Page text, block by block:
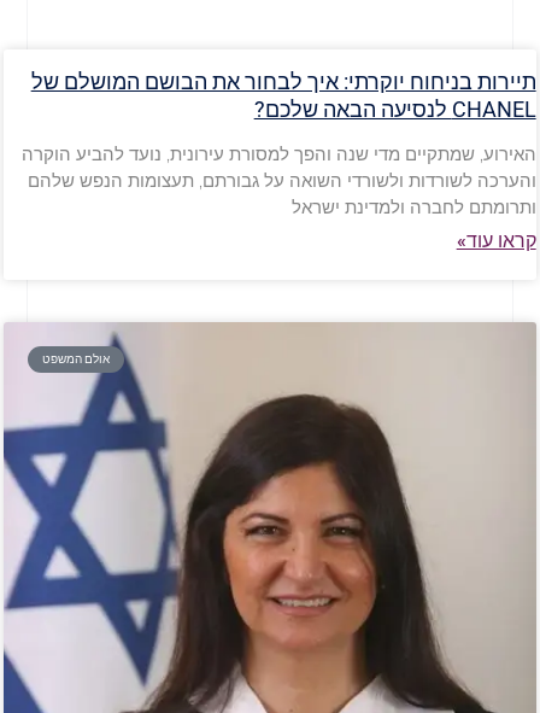
תיירות בניחוח יוקרתי: איך לבחור את הבושם המושלם של
CHANEL לנסיעה הבאה שלכם?
האירוע, שמתקיים מדי שנה והפך למסורת עירונית, נועד להביע הוקרה
והערכה לשורדות ולשורדי השואה על גבורתם, תעצומות הנפש שלהם
ותרומתם לחברה ולמדינת ישראל
קראו עוד»
אולם המשפט